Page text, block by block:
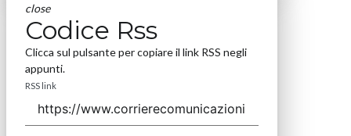
close
Codice Rss
Clicca sul pulsante per copiare il link RSS negli
appunti.
RSS link